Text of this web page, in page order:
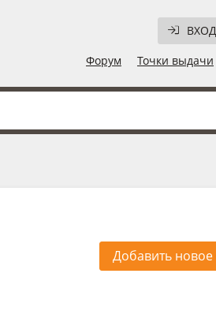
Форум
Точки выдачи
Добавить